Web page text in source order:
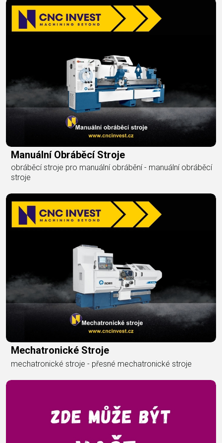
Manuální Obráběcí Stroje
obráběcí stroje pro manuální obrábění - manuální obráběcí
stroje
Mechatronické Stroje
mechatronické stroje - přesné mechatronické stroje